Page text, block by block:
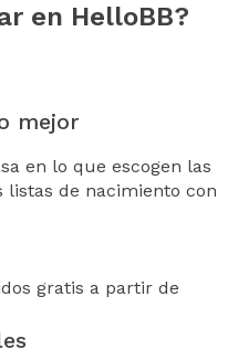
en HelloBB?
mejor
en lo que escogen las
de nacimiento con
gratis a partir de